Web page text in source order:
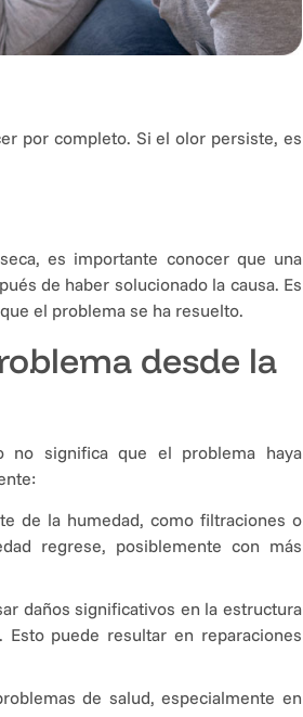
por completo. Si el olor persiste, es
es importante conocer que una
de haber solucionado la causa. Es
el problema se ha resuelto.
desde la
no significa que el problema haya
de la humedad, como filtraciones o
regrese, posiblemente con más
daños significativos en la estructura
puede resultar en reparaciones
de salud, especialmente en